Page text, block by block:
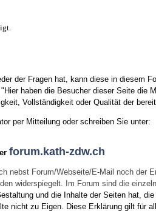
der Fragen hat, kann diese in diesem
haben die Besucher dieser Seite die
Vollständigkeit oder Qualität der
per Mitteilung oder schreiben Sie unter:
forum.kath-zdw.ch
nebst Forum/Webseite/E-Mail noch der
widerspiegelt. Im Forum sind die
und die Inhalte der Seiten hat,
nicht zu Eigen. Diese Erklärung gilt für